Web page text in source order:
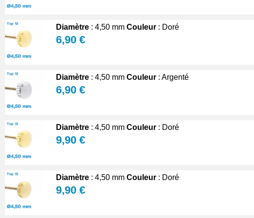
éviter tout problème d'ajustement.
montres anciennes, privilégiez un modèle au style authentique et une
et de la forme de la couronne devient plus important. N'hésitez pas à consulter
montre Tap 12 (1.2 mm)
couronne de montre
mm) est une opération accessible avec les bonnes instructions et outils.
veillant à ne pas forcer pour éviter d'endommager les filetages. Une fois la
l'étanchéité et le fonctionnement global de la montre.
de montre
tels que des tournevis horlogers, des pincettes fines et éventuellement une
sélection complète d'outils horlogers conçus pour faciliter ces réparations,
Diamètre : 4,50 mm Couleur : Doré
6,90 €
Diamètre : 4,50 mm Couleur : Argenté
6,90 €
Diamètre : 4,50 mm Couleur : Doré
9,90 €
Diamètre : 4,50 mm Couleur : Doré
9,90 €